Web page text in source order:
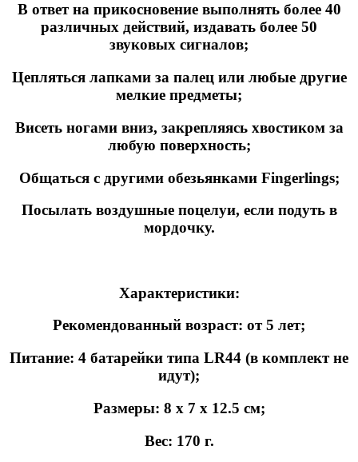
В ответ на прикосновение выполнять более 40
различных действий, издавать более 50
звуковых сигналов;
Цепляться лапками за палец или любые другие
мелкие предметы;
Висеть ногами вниз, закрепляясь хвостиком за
любую поверхность;
Общаться с другими обезьянками Fingerlings;
Посылать воздушные поцелуи, если подуть в
мордочку.
Характеристики:
Рекомендованный возраст: от 5 лет;
Питание: 4 батарейки типа LR44 (в комплект не
идут);
Размеры: 8 х 7 х 12.5 см;
Вес: 170 г.